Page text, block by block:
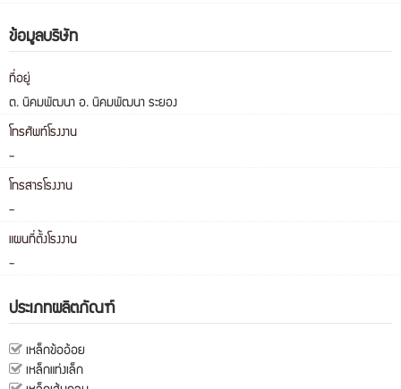
ข้อมูลบริษัท
ที่อยู่
ต. นิคมพัฒนา อ. นิคมพัฒนา ระยอง
โทรศัพท์โรงงาน
-
โทรสารโรงงาน
-
แผนที่ตั้งโรงงาน
-
ประเภทผลิตภัณฑ์
เหล็กข้ออ้อย
เหล็กแท่งเล็ก